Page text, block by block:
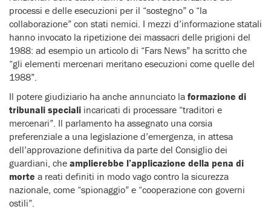
processi e delle esecuzioni per il “sostegno” o “la
collaborazione” con stati nemici. I mezzi d’informazione statali
hanno invocato la ripetizione dei massacri delle prigioni del
1988: ad esempio un articolo di “Fars News” ha scritto che
“gli elementi mercenari meritano esecuzioni come quelle del
1988”.
Il potere giudiziario ha anche annunciato la formazione di
tribunali speciali incaricati di processare “traditori e
mercenari”. Il parlamento ha assegnato una corsia
preferenziale a una legislazione d’emergenza, in attesa
dell’approvazione definitiva da parte del Consiglio dei
guardiani, che amplierebbe l’applicazione della pena di
morte a reati definiti in modo vago contro la sicurezza
nazionale, come “spionaggio” e “cooperazione con governi
ostili”.